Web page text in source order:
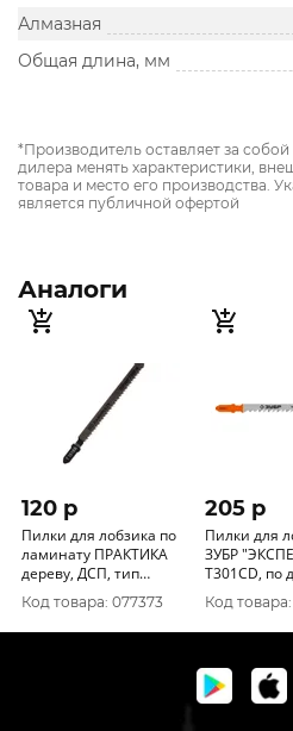
Алмазная
Общая длина, мм
*Производитель оставляет за
дилера менять характеристики,
товара и место его производства.
является публичной офертой
Аналоги
120 p
Пилки для лобзика по
ламинату ПРАКТИКА
дереву, ДСП, тип
T101BR 100 х 75 мм,
обратный зуб, 034-441
Код товара: 077373
205 p
Пилки для
ЗУБР
T301CD, по дер.,
Код